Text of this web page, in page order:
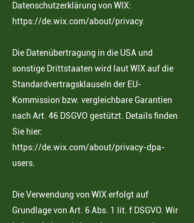
Datenschutzerklärung von WIX:
https://de.wix.com/about/privacy.
Die Datenübertragung in die USA und
sonstige Drittstaaten wird laut WIX auf die
Standardvertragsklauseln der EU-
Kommission bzw. vergleichbare Garantien
nach Art. 46 DSGVO gestützt. Details finden
Sie hier:
https://de.wix.com/about/privacy-dpa-
users
Die Verwendung von WIX erfolgt auf
Grundlage von Art. 6 Abs. 1 lit. f DSGVO. Wir